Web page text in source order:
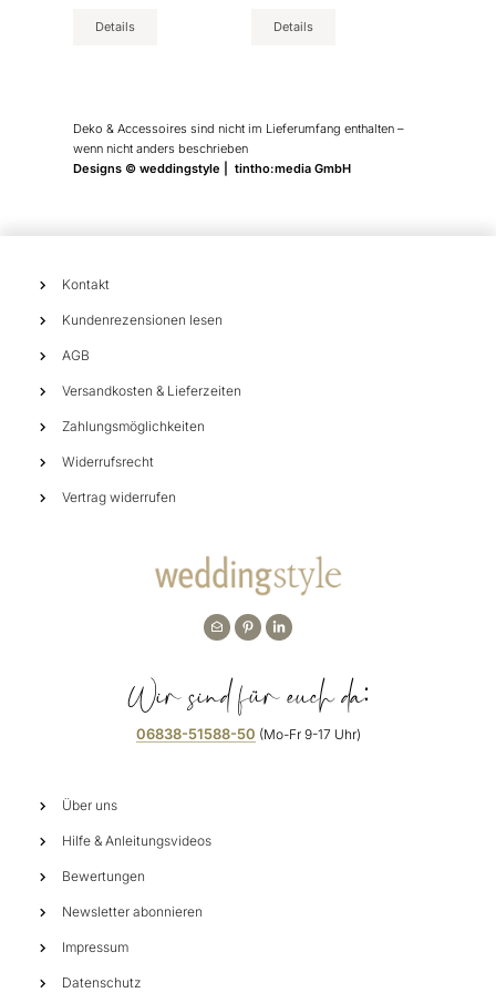
Details
Produktseite
Details
Produktseite
Deko & Accessoires sind nicht im Lieferumfang enthalten –
wenn nicht anders beschrieben
Designs © weddingstyle | tintho:media GmbH
Kontakt
Kundenrezensionen lesen
AGB
Versandkosten & Lieferzeiten
Zahlungsmöglichkeiten
Widerrufsrecht
Vertrag widerrufen
Wir sind für euch da:
06838-51588-50 (Mo-Fr 9-17 Uhr)
Über uns
Hilfe & Anleitungsvideos
Bewertungen
Newsletter abonnieren
Impressum
Datenschutz